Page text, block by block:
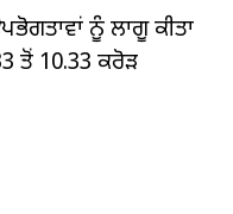
ਨੂੰ ਲਾਗੂ ਕੀਤਾ
ਤੋਂ 10.33 ਕਰੋੜ